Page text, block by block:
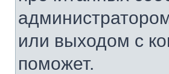
или выходом с
поможет.